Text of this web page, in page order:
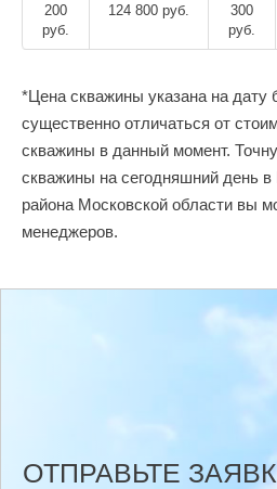
200
руб.
124 800 руб.
300
руб.
*Цена скважины указана на дату
существенно отличаться от
скважины в данный момент.
скважины на сегодняшний день
района Московской области вы
менеджеров.
ОТПРАВЬТЕ